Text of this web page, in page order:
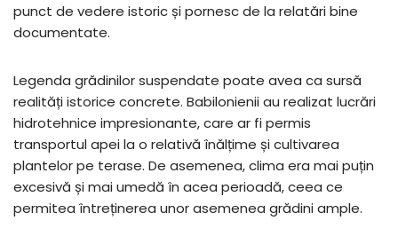
punct de vedere istoric și pornesc de la relatări bine
documentate.
Legenda grădinilor suspendate poate avea ca sursă
realități istorice concrete. Babilonienii au realizat lucrări
hidrotehnice impresionante, care ar fi permis
transportul apei la o relativă înălțime și cultivarea
plantelor pe terase. De asemenea, clima era mai puțin
excesivă și mai umedă în acea perioadă, ceea ce
permitea întreținerea unor asemenea grădini ample.